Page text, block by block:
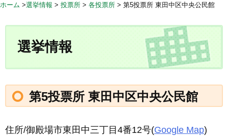
ホーム >選挙情報 > 投票所 > 各投票所 > 第5投票所 東田中区中央公民館
選挙情報
第5投票所 東田中区中央公民館
住所/御殿場市東田中三丁目4番12号(Google Map)